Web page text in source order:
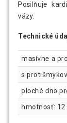
Posilňuje
väzy.
Technické
masívne a
s
ploché dno
hmotnosť: 12